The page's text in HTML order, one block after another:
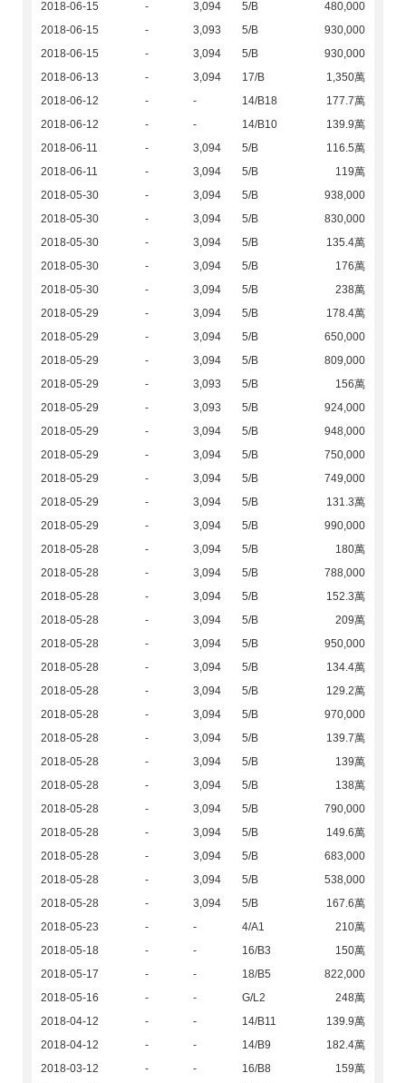
2018-06-15
- 3,094 5/B
480,000
2018-06-15
- 3,093 5/B
930,000
2018-06-15
- 3,094 5/B
930,000
2018-06-13
- 3,094 17/B
1,350萬
2018-06-12
- - 14/B18
177.7萬
2018-06-12
- - 14/B10
139.9萬
2018-06-11
- 3,094 5/B
116.5萬
2018-06-11
- 3,094 5/B
119萬
2018-05-30
- 3,094 5/B
938,000
2018-05-30
- 3,094 5/B
830,000
2018-05-30
- 3,094 5/B
135.4萬
2018-05-30
- 3,094 5/B
176萬
2018-05-30
- 3,094 5/B
238萬
2018-05-29
- 3,094 5/B
178.4萬
2018-05-29
- 3,094 5/B
650,000
2018-05-29
- 3,094 5/B
809,000
2018-05-29
- 3,093 5/B
156萬
2018-05-29
- 3,093 5/B
924,000
2018-05-29
- 3,094 5/B
948,000
2018-05-29
- 3,094 5/B
750,000
2018-05-29
- 3,094 5/B
749,000
2018-05-29
- 3,094 5/B
131.3萬
2018-05-29
- 3,094 5/B
990,000
2018-05-28
- 3,094 5/B
180萬
2018-05-28
- 3,094 5/B
788,000
2018-05-28
- 3,094 5/B
152.3萬
2018-05-28
- 3,094 5/B
209萬
2018-05-28
- 3,094 5/B
950,000
2018-05-28
- 3,094 5/B
134.4萬
2018-05-28
- 3,094 5/B
129.2萬
2018-05-28
- 3,094 5/B
970,000
2018-05-28
- 3,094 5/B
139.7萬
2018-05-28
- 3,094 5/B
139萬
2018-05-28
- 3,094 5/B
138萬
2018-05-28
- 3,094 5/B
790,000
2018-05-28
- 3,094 5/B
149.6萬
2018-05-28
- 3,094 5/B
683,000
2018-05-28
- 3,094 5/B
538,000
2018-05-28
- 3,094 5/B
167.6萬
2018-05-23
- - 4/A1
210萬
2018-05-18
- - 16/B3
150萬
2018-05-17
- - 18/B5
822,000
2018-05-16
- - G/L2
248萬
2018-04-12
- - 14/B11
139.9萬
2018-04-12
- - 14/B9
182.4萬
2018-03-12
- - 16/B8
159萬